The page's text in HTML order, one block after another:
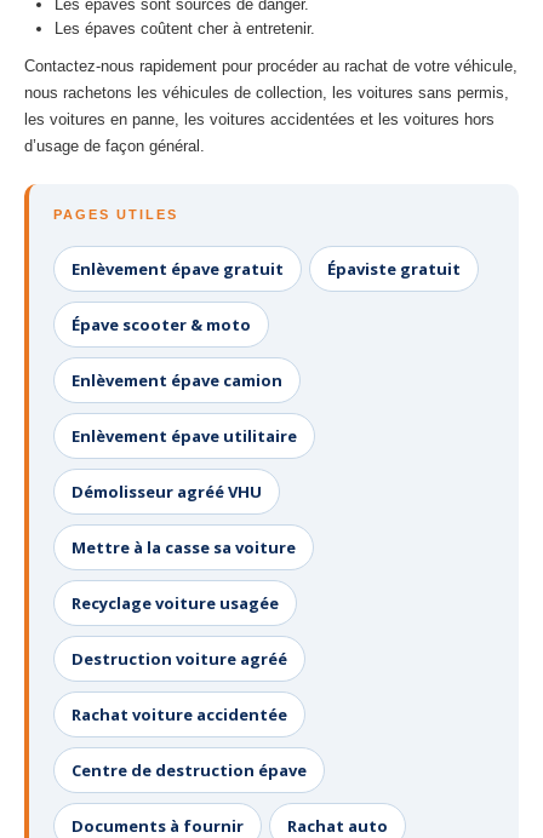
Les épaves sont sources de danger.
Les épaves coûtent cher à entretenir.
Contactez-nous rapidement pour procéder au rachat de votre véhicule,
nous rachetons les véhicules de collection, les voitures sans permis,
les voitures en panne, les voitures accidentées et les voitures hors
d’usage de façon général.
PAGES UTILES
Enlèvement épave gratuit Épaviste gratuit
Épave scooter & moto
Enlèvement épave camion
Enlèvement épave utilitaire
Démolisseur agréé VHU
Mettre à la casse sa voiture
Recyclage voiture usagée
Destruction voiture agréé
Rachat voiture accidentée
Centre de destruction épave
Documents à fournir Rachat auto